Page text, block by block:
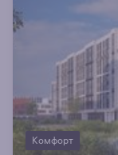
Комфорт